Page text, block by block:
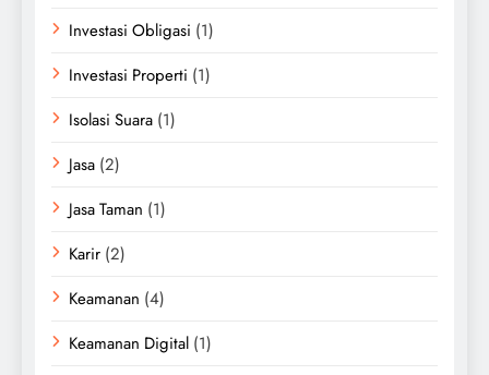
Investasi Obligasi (1)
Investasi Properti (1)
Isolasi Suara (1)
Jasa (2)
Jasa Taman (1)
Karir (2)
Keamanan (4)
Keamanan Digital (1)